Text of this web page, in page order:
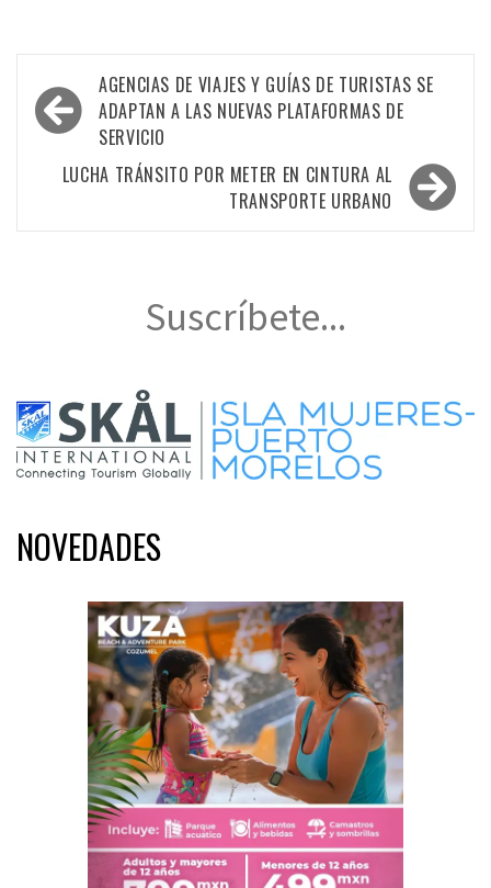
Navegación
de
entradas
AGENCIAS DE VIAJES Y GUÍAS DE TURISTAS SE
ADAPTAN A LAS NUEVAS PLATAFORMAS DE
SERVICIO
LUCHA TRÁNSITO POR METER EN CINTURA AL
TRANSPORTE URBANO
Suscríbete...
NOVEDADES